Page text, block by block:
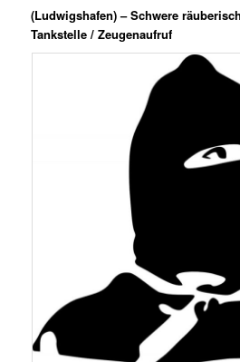
(Ludwigshafen) – Schwere
Tankstelle / Zeugenaufruf